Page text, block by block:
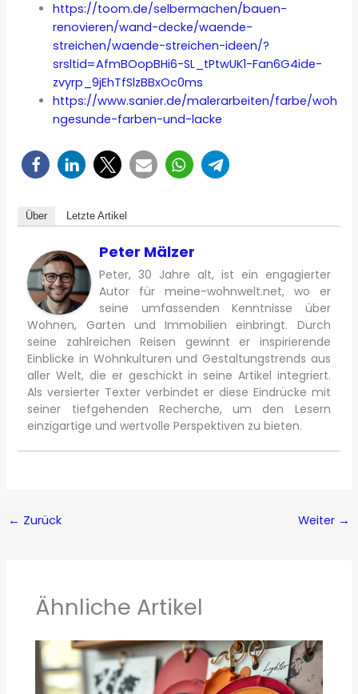
https://toom.de/selbermachen/bauen-
renovieren/wand-decke/waende-
streichen/waende-streichen-ideen/?
srsltid=AfmBOopBHi6-SL_tPtwUK1-Fan6G4ide-
zvyrp_9jEhTfSlzBBxOc0ms
https://www.sanier.de/malerarbeiten/farbe/woh
ngesunde-farben-und-lacke
Über Letzte Artikel
Peter Mälzer
Peter, 30 Jahre alt, ist ein engagierter
Autor für meine-wohnwelt.net, wo er
seine umfassenden Kenntnisse über
Wohnen, Garten und Immobilien einbringt. Durch
seine zahlreichen Reisen gewinnt er inspirierende
Einblicke in Wohnkulturen und Gestaltungstrends aus
aller Welt, die er geschickt in seine Artikel integriert.
Als versierter Texter verbindet er diese Eindrücke mit
seiner tiefgehenden Recherche, um den Lesern
einzigartige und wertvolle Perspektiven zu bieten.
← Zurück Weiter →
Ähnliche Artikel